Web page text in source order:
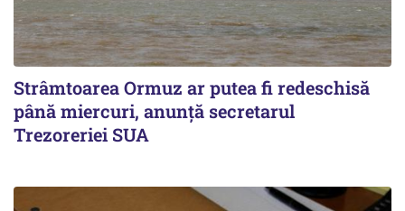
Strâmtoarea Ormuz ar putea fi redeschisă
până miercuri, anunță secretarul
Trezoreriei SUA